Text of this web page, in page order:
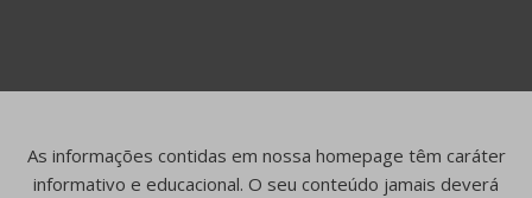
As informações contidas em nossa homepage têm caráter
informativo e educacional. O seu conteúdo jamais deverá